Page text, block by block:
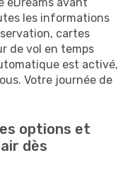
les informations
cartes
de vol en temps
est activé,
Votre journée de
options et
dès